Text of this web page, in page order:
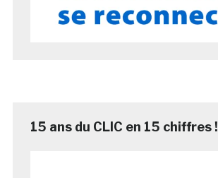
15 ans du CLIC en 15 chiffres !